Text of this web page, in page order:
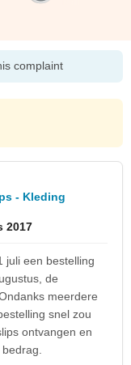
complaint
- Kleding
2017
juli een bestelling
de
meerdere
snel zou
ontvangen en